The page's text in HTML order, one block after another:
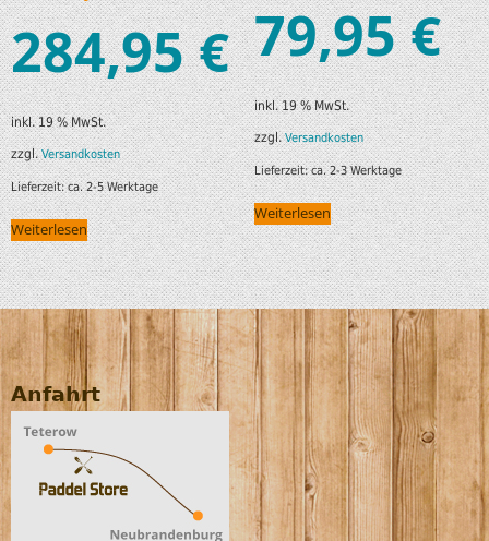
284,95€
inkl. 19 % MwSt.
zzgl.Versandkosten
Lieferzeit:ca. 2-5 Werktage
Weiterlesen
79,95€
inkl. 19 % MwSt.
zzgl.Versandkosten
Lieferzeit:ca. 2-3 Werktage
Weiterlesen
Anfahrt